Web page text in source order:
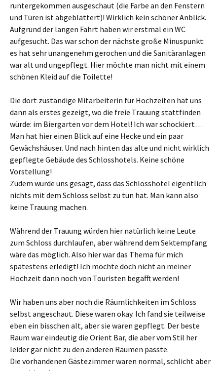
runtergekommen ausgeschaut (die Farbe an den Fenstern
und Türen ist abgeblättert)! Wirklich kein schöner Anblick.
Aufgrund der langen Fahrt haben wir erstmal ein WC
aufgesucht. Das war schon der nächste große Minuspunkt:
es hat sehr unangenehm gerochen und die Sanitäranlagen
war alt und ungepflegt. Hier möchte man nicht mit einem
schönen Kleid auf die Toilette!
Die dort zuständige Mitarbeiterin für Hochzeiten hat uns
dann als erstes gezeigt, wo die freie Trauung stattfinden
würde: im Biergarten vor dem Hotel! Ich war schockiert…
Man hat hier einen Blick auf eine Hecke und ein paar
Gewächshäuser. Und nach hinten das alte und nicht wirklich
gepflegte Gebäude des Schlosshotels. Keine schöne
Vorstellung!
Zudem wurde uns gesagt, dass das Schlosshotel eigentlich
nichts mit dem Schloss selbst zu tun hat. Man kann also
keine Trauung machen.
Während der Trauung würden hier natürlich keine Leute
zum Schloss durchlaufen, aber während dem Sektempfang
wäre das möglich. Also hier war das Thema für mich
spätestens erledigt! Ich möchte doch nicht an meiner
Hochzeit dann noch von Touristen begafft werden!
Wir haben uns aber noch die Räumlichkeiten im Schloss
selbst angeschaut. Diese waren okay. Ich fand sie teilweise
eben ein bisschen alt, aber sie waren gepflegt. Der beste
Raum war eindeutig die Orient Bar, die aber vom Stil her
leider gar nicht zu den anderen Räumen passte.
Die vorhandenen Gästezimmer waren normal, schlicht aber